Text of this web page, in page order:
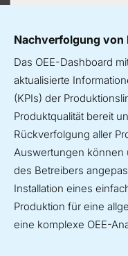
Nachverfolgung von
Das OEE-Dashboard
aktualisierte
(KPIs) der
Produktqualität bereit
Rückverfolgung aller
Auswertungen können
des Betreibers
Installation eines
Produktion für eine
eine komplexe OEE-